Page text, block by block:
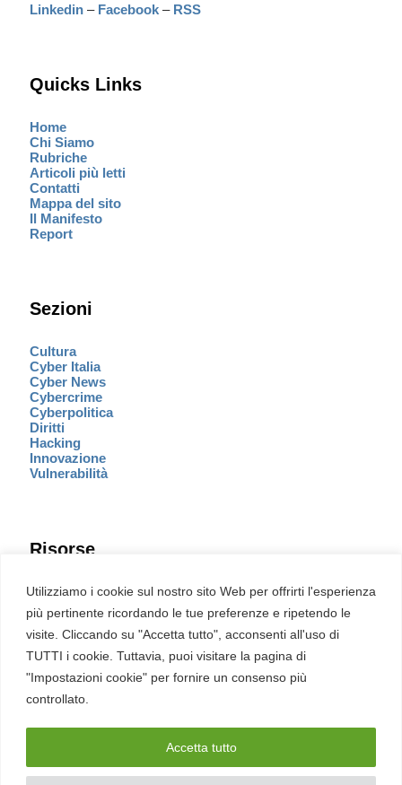
Utilizziamo i cookie sul nostro sito Web per offrirti l'esperienza
più pertinente ricordando le tue preferenze e ripetendo le
visite. Cliccando su "Accetta tutto", acconsenti all'uso di
TUTTI i cookie. Tuttavia, puoi visitare la pagina di
"Impostazioni cookie" per fornire un consenso più
controllato.
Accetta tutto
Linkedin – Facebook – RSS
Quicks Links
Home
Chi Siamo
Rubriche
Articoli più letti
Contatti
Mappa del sito
Il Manifesto
Report
Sezioni
Cultura
Cyber Italia
Cyber News
Cybercrime
Cyberpolitica
Diritti
Hacking
Innovazione
Vulnerabilità
Risorse
Eventi
Fumetto Cyber
Newsletter
Servizi
Pubblicità
English
Ultime CVE critiche
2026 – REDHOTCYBER Srl. Tutti i diritti riservati